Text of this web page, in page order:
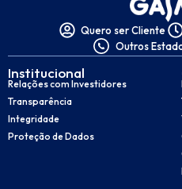
Quero ser Cliente
Outros
Institucional
Relações com Investidores
Transparência
Integridade
Proteção de Dados